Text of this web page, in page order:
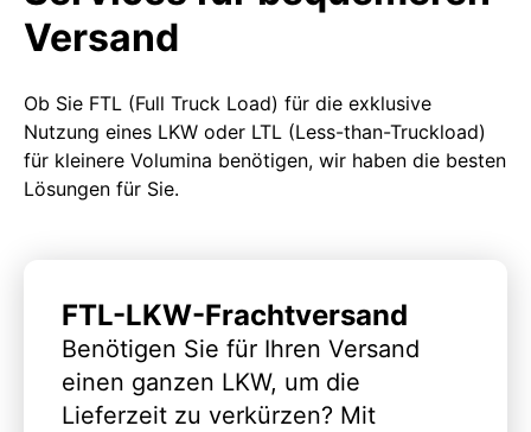
Versand
Ob Sie FTL (Full Truck Load) für die exklusive
Nutzung eines LKW oder LTL (Less-than-Truckload)
für kleinere Volumina benötigen, wir haben die besten
Lösungen für Sie.
FTL-LKW-Frachtversand
Benötigen Sie für Ihren Versand
einen ganzen LKW, um die
Lieferzeit zu verkürzen? Mit